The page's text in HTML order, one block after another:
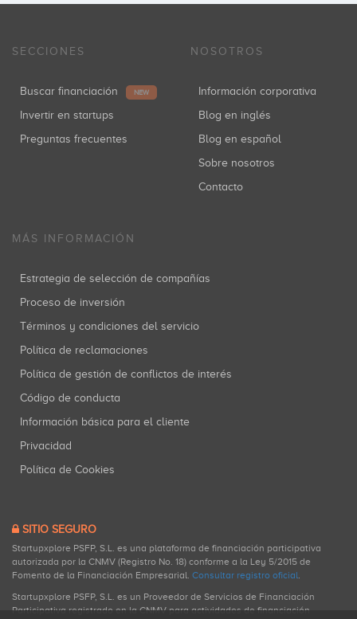
SECCIONES
Buscar financiación NEW
Invertir en startups
Preguntas frecuentes
NOSOTROS
Información corporativa
Blog en inglés
Blog en español
Sobre nosotros
Contacto
MÁS INFORMACIÓN
Estrategia de selección de compañías
Proceso de inversión
Términos y condiciones del servicio
Política de reclamaciones
Política de gestión de conflictos de interés
Código de conducta
Información básica para el cliente
Privacidad
Política de Cookies
SITIO SEGURO
Startupxplore PSFP, S.L. es una plataforma de financiación participativa
autorizada por la CNMV (Registro No. 18) conforme a la Ley 5/2015 de
Fomento de la Financiación Empresarial. Consultar registro oficial.
Startupxplore PSFP, S.L. es un Proveedor de Servicios de Financiación
Participativa registrado en la CNMV para actividades de financiación